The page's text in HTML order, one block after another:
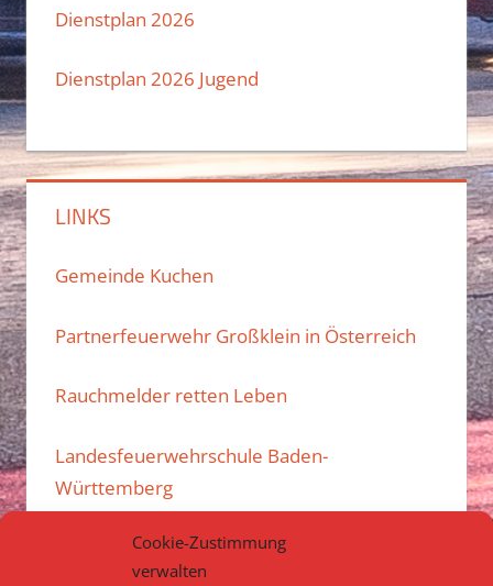
Cookie-Zustimmung
verwalten
Dienstplan 2026
Dienstplan 2026 Jugend
LINKS
Gemeinde Kuchen
Partnerfeuerwehr Großklein in Österreich
Rauchmelder retten Leben
Landesfeuerwehrschule Baden-
Württemberg
Kreisfeuerwehrverband Göppingen e.V.